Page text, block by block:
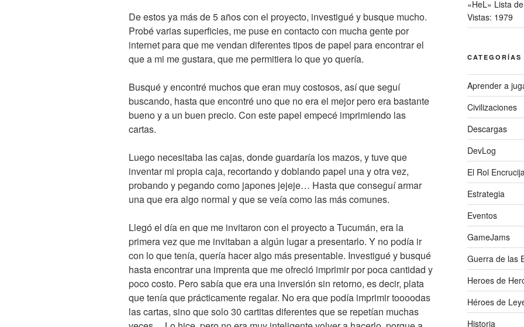
De estos ya más de 5 años con el proyecto, investigué y busque mucho.
Probé varias superficies, me puse en contacto con mucha gente por
internet para que me vendan diferentes tipos de papel para encontrar el
que a mi me gustara, que me permitiera lo que yo quería.
Busqué y encontré muchos que eran muy costosos, así que seguí
buscando, hasta que encontré uno que no era el mejor pero era bastante
bueno y a un buen precio. Con este papel empecé imprimiendo las
cartas.
Luego necesitaba las cajas, donde guardaría los mazos, y tuve que
inventar mi propia caja, recortando y doblando papel una y otra vez,
probando y pegando como japones jejeje… Hasta que conseguí armar
una que era algo normal y que se veía como las más comunes.
Llegó el día en que me invitaron con el proyecto a Tucumán, era la
primera vez que me invitaban a algún lugar a presentarlo. Y no podía ir
con lo que tenía, quería hacer algo más presentable. Investigué y busqué
hasta encontrar una imprenta que me ofreció imprimir por poca cantidad y
poco costo. Pero sabía que era una inversión sin retorno, es decir, plata
que tenía que prácticamente regalar. No era que podía imprimir toooodas
las cartas, sino que solo 30 cartitas diferentes que se repetían muchas
«HeL» Lista
Vistas: 1979
CATEGORÍAS
Aprender a
Civilizaciones
Descargas
DevLog
El Rol
Estrategia
Eventos
GameJams
Guerra de las
Heroes de
Héroes de
Historia